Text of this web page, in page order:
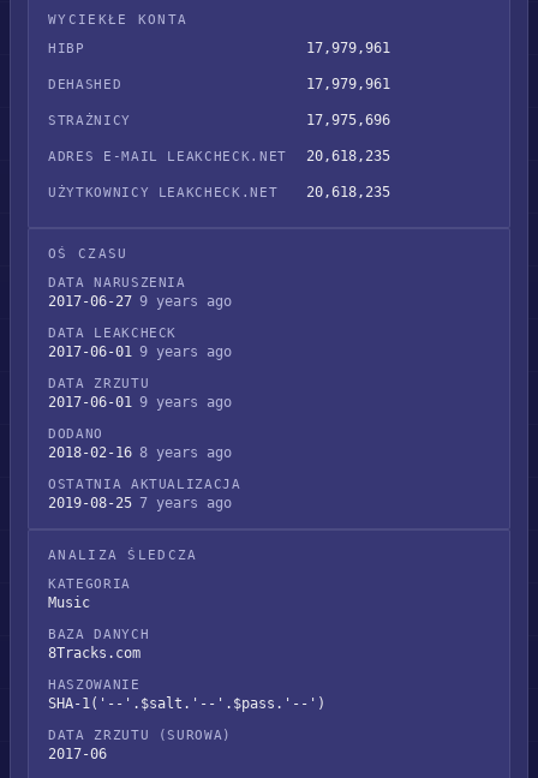
WYCIEKŁE KONTA
HIBP
17,979,961
DEHASHED 17,979,961
STRAŻNICY 17,975,696
ADRES E-MAIL LEAKCHECK.NET 20,618,235
UŻYTKOWNICY LEAKCHECK.NET 20,618,235
OŚ CZASU
DATA NARUSZENIA
2017-06-27 9 years ago
DATA LEAKCHECK
2017-06-01 9 years ago
DATA ZRZUTU
2017-06-01 9 years ago
DODANO
2018-02-16 8 years ago
OSTATNIA AKTUALIZACJA
2019-08-25 7 years ago
ANALIZA ŚLEDCZA
KATEGORIA
Music
BAZA DANYCH
8Tracks.com
HASZOWANIE
SHA-1('--'.$salt.'--'.$pass.'--')
DATA ZRZUTU (SUROWA)
2017-06